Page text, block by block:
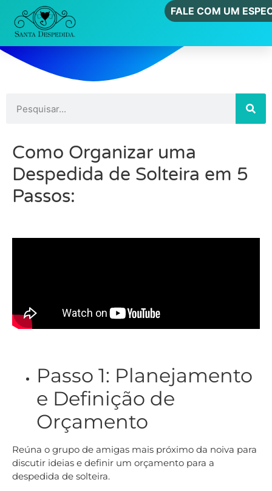
FALE COM UM
Como Organizar uma
Despedida de Solteira em 5
Passos:
Passo 1: Planejamento
e Definição de
Orçamento
Reúna o grupo de amigas mais próximo da noiva para
discutir ideias e definir um orçamento para a
despedida de solteira.